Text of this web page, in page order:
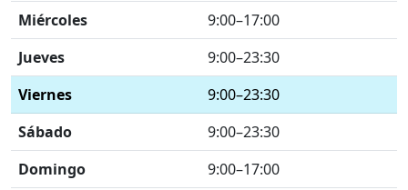
Miércoles
9:00–17:00
Jueves
9:00–23:30
Viernes
9:00–23:30
Sábado
9:00–23:30
Domingo
9:00–17:00